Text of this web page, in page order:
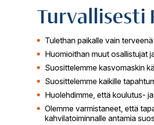
Turvallisesti
Tulethan paikalle vain
Huomioithan muut osallistujat
Suosittelemme kasvomaskin
Suosittelemme kaikille
Huolehdimme, että koulutus-
Olemme varmistaneet, että
kahvilatoiminnalle antamia